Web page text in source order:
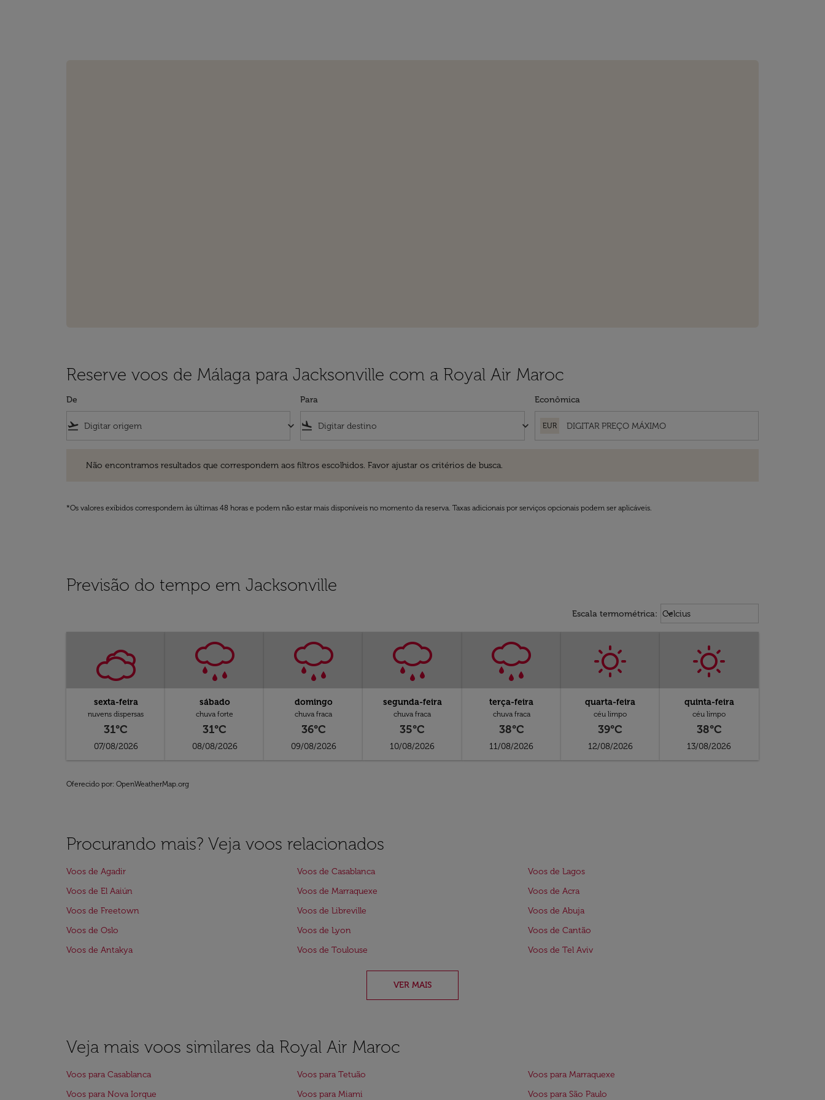
Reserve voos de Málaga para Jacksonville com a Royal Air Maroc
De
flight_takeoff keyboard_arrow_down
Para
flight_land keyboard_arrow_down
Econômica
EUR
Não encontramos resultados que correspondem aos filtros escolhidos. Favor ajustar os critérios de busca.
*Os valores exibidos correspondem às últimas 48 horas e podem não estar mais disponíveis no momento da reserva. Taxas adicionais por serviços opcionais podem ser aplicáveis.
Previsão do tempo em Jacksonville
Escala termométrica: Weather unit option Celcius
Celcius
keyboard_arrow_down
sexta-feira
nuvens dispersas
31°C
07/08/2026
sábado
chuva forte
31°C
08/08/2026
domingo
chuva fraca
36°C
09/08/2026
segunda-feira
chuva fraca
35°C
10/08/2026
terça-feira
chuva fraca
38°C
11/08/2026
quarta-feira
céu limpo
39°C
12/08/2026
quinta-feira
céu limpo
38°C
13/08/2026
Oferecido por: OpenWeatherMap.org
Procurando mais? Veja voos relacionados
Voos de Agadir Voos de Casablanca
Voos de Lagos
Voos de El Aaiún
Voos de Marraquexe
Voos de Acra
Voos de Freetown
Voos de Libreville
Voos de Abuja
Voos de Oslo
Voos de Lyon
Voos de Cantão
Voos de Antakya
Voos de Toulouse Voos de Tel Aviv
VER MAIS
Veja mais voos similares da Royal Air Maroc
Voos para Casablanca Voos para Tetuão
Voos para Marraquexe
Voos para Nova Iorque
Voos para Miami
Voos para São Paulo